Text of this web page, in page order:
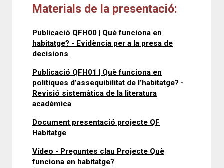
Materials de la presentació:
Publicació QFH00 | Què funciona en
habitatge? - Evidència per a la presa de
decisions
Publicació QFH01 | Què funciona en
polítiques d’assequibilitat de l’habitatge? -
Revisió sistemàtica de la literatura
acadèmica
Document presentació projecte QF
Habitatge
Vídeo - Preguntes clau Projecte Què
funciona en habitatge?